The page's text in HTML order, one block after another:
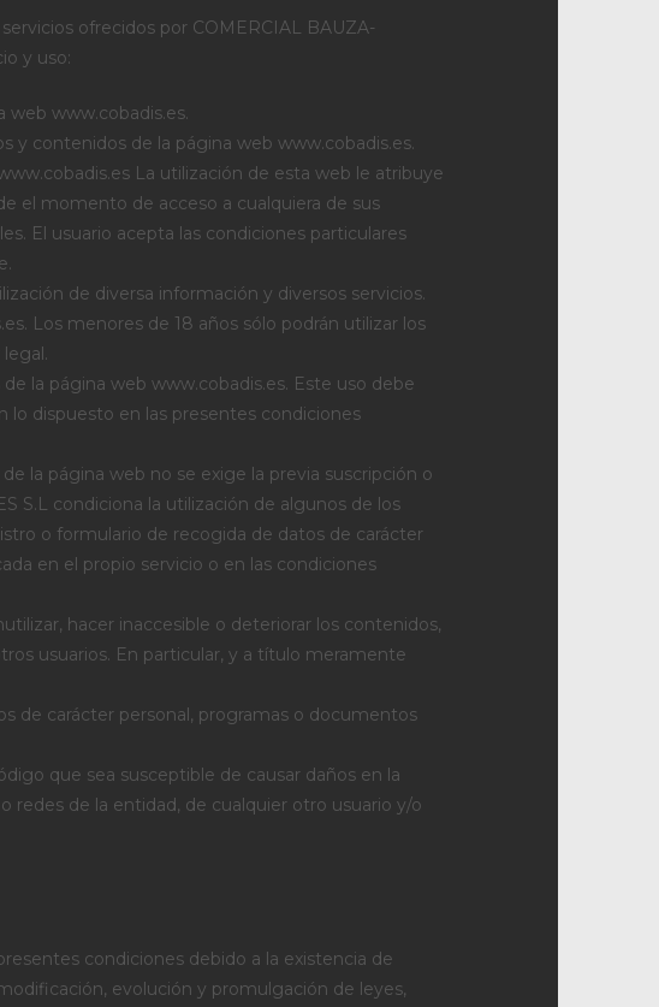
ofrecidos por COMERCIAL BAUZA-
y uso:
web www.cobadis.es.
y contenidos de la página web www.cobadis.es.
La utilización de esta web le atribuye
el momento de acceso a cualquiera de sus
El usuario acepta las condiciones particulares
de diversa información y diversos servicios.
Los menores de 18 años sólo podrán utilizar los
la página web www.cobadis.es. Este uso debe
lo dispuesto en las presentes condiciones
la página web no se exige la previa suscripción o
S.L condiciona la utilización de algunos de los
o formulario de recogida de datos de carácter
en el propio servicio o en las condiciones
hacer inaccesible o deteriorar los contenidos,
usuarios. En particular, y a título meramente
de carácter personal, programas o documentos
que sea susceptible de causar daños en la
redes de la entidad, de cualquier otro usuario y/o
condiciones debido a la existencia de
evolución y promulgación de leyes,